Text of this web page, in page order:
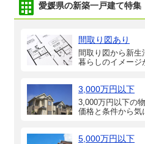
愛媛県の新築一戸建て特集
間取り図あり
間取り図から新生
暮らしのイメージ
3,000万円以下
3,000万円以下の
価格と条件から気
5,000万円以下